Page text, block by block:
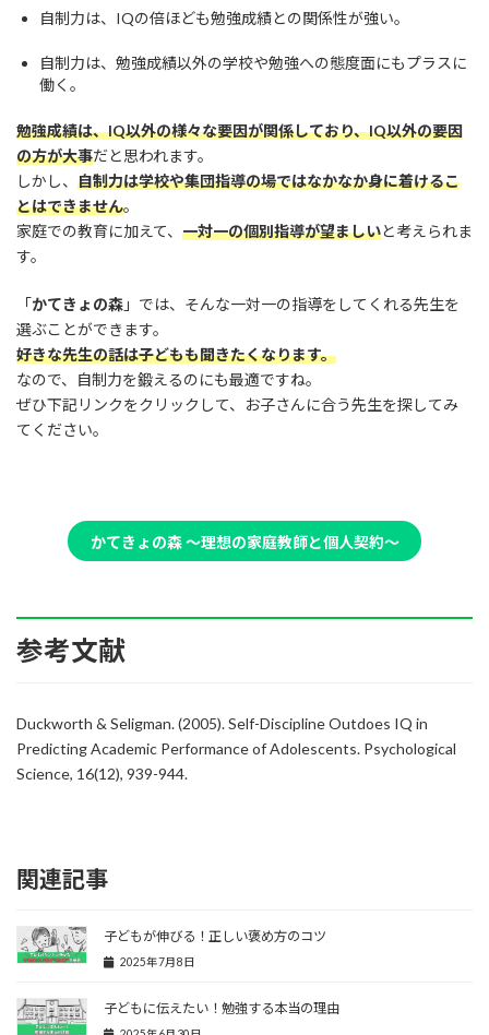
自制力は、IQの倍ほども勉強成績との関係性が強い。
自制力は、勉強成績以外の学校や勉強への態度面にもプラスに
働く。
勉強成績は、IQ以外の様々な要因が関係しており、IQ以外の要因
の方が大事だと思われます。
しかし、 自制力は学校や集団指導の場ではなかなか身に着けるこ
とはできません。
家庭での教育に加えて、 一対一の個別指導が望ましいと考えられま
す。
「かてきょの森 」では、そんな一対一の指導をしてくれる先生を
選ぶことができます。
好きな先生の話は子どもも聞きたくなります。
なので、自制力を鍛えるのにも最適ですね。
ぜひ下記リンクをクリックして、お子さんに合う先生を探してみ
てください。
かてきょの森 〜理想の家庭教師と個人契約〜
参考文献
Duckworth & Seligman. (2005). Self-Discipline Outdoes IQ in
Predicting Academic Performance of Adolescents. Psychological
Science, 16(12), 939-944.
関連記事
子どもが伸びる！正しい褒め方のコツ
2025年7月8日
子どもに伝えたい！勉強する本当の理由